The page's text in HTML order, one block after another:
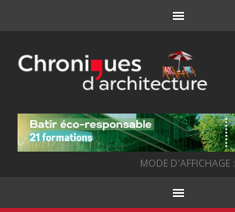
MODE D'AFFICHAGE :